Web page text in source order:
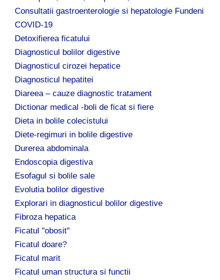
Consultatii gastroenterologie si hepatologie Fundeni
COVID-19
Detoxifierea ficatului
Diagnosticul bolilor digestive
Diagnosticul cirozei hepatice
Diagnosticul hepatitei
Diareea – cauze diagnostic tratament
Dictionar medical -boli de ficat si fiere
Dieta in bolile colecistului
Diete-regimuri in bolile digestive
Durerea abdominala
Endoscopia digestiva
Esofagul si bolile sale
Evolutia bolilor digestive
Explorari in diagnosticul bolilor digestive
Fibroza hepatica
Ficatul "obosit"
Ficatul doare?
Ficatul marit
Ficatul uman structura si functii